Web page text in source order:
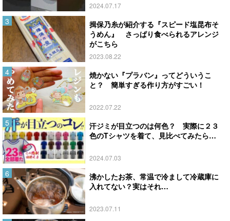
2024.07.17
揖保乃糸が紹介する『スピード塩昆布そ
うめん』 さっぱり食べられるアレンジ
がこちら
2023.08.22
焼かない『プラバン』ってどういうこ
と？ 簡単すぎる作り方がすごい！
2022.07.22
汗ジミが目立つのは何色？ 実際に２３
色のTシャツを着て、見比べてみたら…
2024.07.03
沸かしたお茶、常温で冷まして冷蔵庫に
入れてない？実はそれ…
2023.07.11